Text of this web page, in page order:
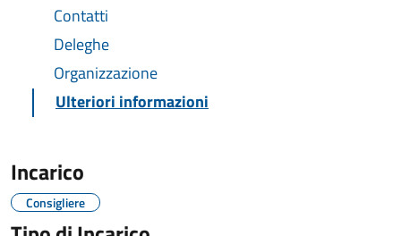
Contatti
Deleghe
Organizzazione
Ulteriori informazioni
Incarico
Consigliere